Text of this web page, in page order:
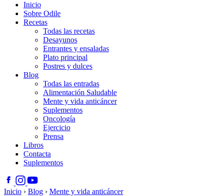
Inicio
Sobre Odile
Recetas
Todas las recetas
Desayunos
Entrantes y ensaladas
Plato principal
Postres y dulces
Blog
Todas las entradas
Alimentación Saludable
Mente y vida anticáncer
Suplementos
Oncología
Ejercicio
Prensa
Libros
Contacta
Suplementos
Inicio › Blog › Mente y vida anticáncer